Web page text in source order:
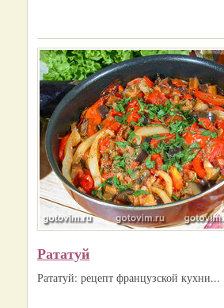
Рататуй
Рататуй: рецепт французской кухни...